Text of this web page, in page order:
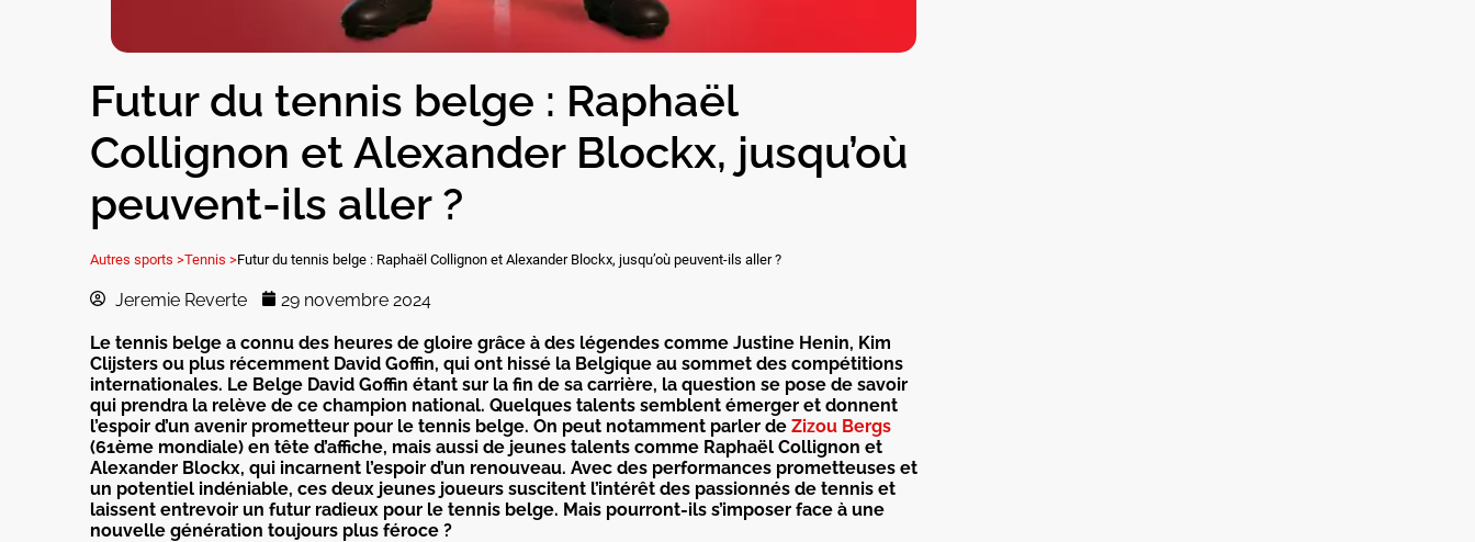
Futur du tennis belge : Raphaël
Collignon et Alexander Blockx, jusqu’où
peuvent-ils aller ?
Autres sports >Tennis >Futur du tennis belge : Raphaël Collignon et Alexander Blockx, jusqu’où peuvent-ils aller ?
Jeremie Reverte 29 novembre 2024
Le tennis belge a connu des heures de gloire grâce à des légendes comme Justine Henin, Kim
Clijsters ou plus récemment David Goffin, qui ont hissé la Belgique au sommet des compétitions
internationales. Le Belge David Goffin étant sur la fin de sa carrière, la question se pose de savoir
qui prendra la relève de ce champion national. Quelques talents semblent émerger et donnent
l’espoir d’un avenir prometteur pour le tennis belge. On peut notamment parler de Zizou Bergs
(61ème mondiale) en tête d’affiche, mais aussi de jeunes talents comme Raphaël Collignon et
Alexander Blockx, qui incarnent l’espoir d’un renouveau. Avec des performances prometteuses et
un potentiel indéniable, ces deux jeunes joueurs suscitent l’intérêt des passionnés de tennis et
laissent entrevoir un futur radieux pour le tennis belge. Mais pourront-ils s’imposer face à une
nouvelle génération toujours plus féroce ?